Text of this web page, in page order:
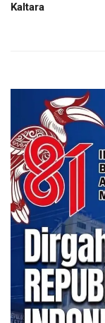
Kaltara